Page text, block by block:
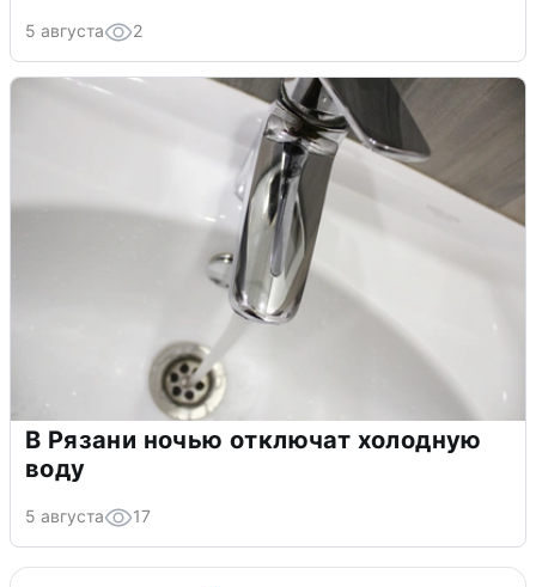
5 августа 2
В Рязани ночью отключат холодную
воду
5 августа 17